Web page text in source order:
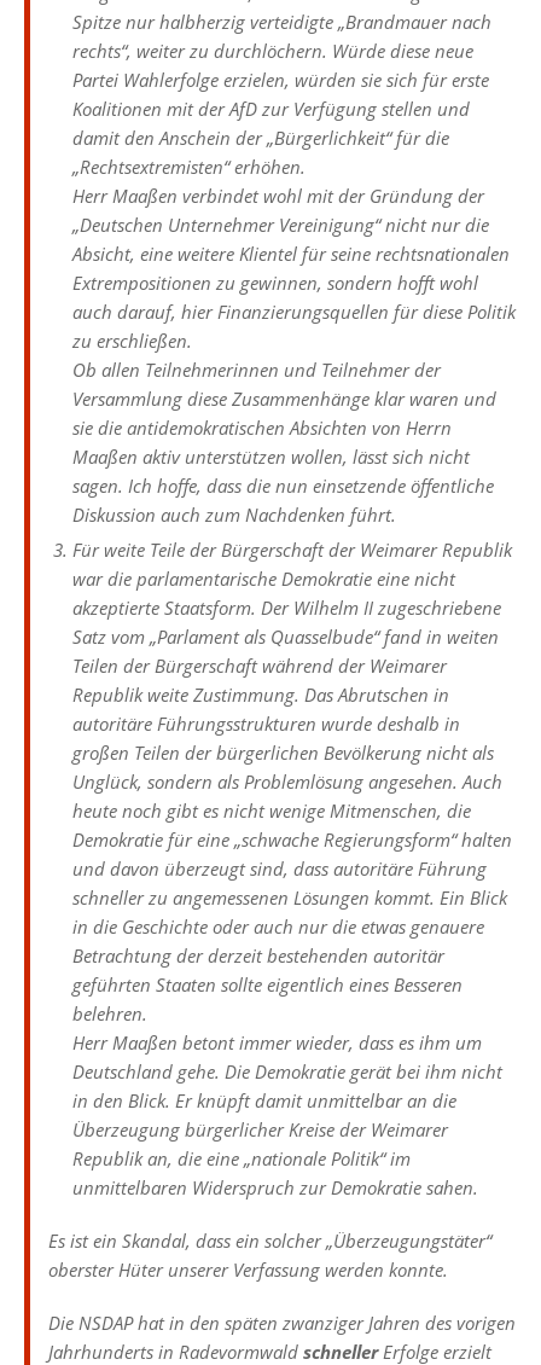
Spitze nur halbherzig verteidigte „Brandmauer nach
rechts“, weiter zu durchlöchern. Würde diese neue
Partei Wahlerfolge erzielen, würden sie sich für erste
Koalitionen mit der AfD zur Verfügung stellen und
damit den Anschein der „Bürgerlichkeit“ für die
„Rechtsextremisten“ erhöhen.
Herr Maaßen verbindet wohl mit der Gründung der
„Deutschen Unternehmer Vereinigung“ nicht nur die
Absicht, eine weitere Klientel für seine rechtsnationalen
Extrempositionen zu gewinnen, sondern hofft wohl
auch darauf, hier Finanzierungsquellen für diese Politik
zu erschließen.
Ob allen Teilnehmerinnen und Teilnehmer der
Versammlung diese Zusammenhänge klar waren und
sie die antidemokratischen Absichten von Herrn
Maaßen aktiv unterstützen wollen, lässt sich nicht
sagen. Ich hoffe, dass die nun einsetzende öffentliche
Diskussion auch zum Nachdenken führt.
Für weite Teile der Bürgerschaft der Weimarer Republik
war die parlamentarische Demokratie eine nicht
akzeptierte Staatsform. Der Wilhelm II zugeschriebene
Satz vom „Parlament als Quasselbude“ fand in weiten
Teilen der Bürgerschaft während der Weimarer
Republik weite Zustimmung. Das Abrutschen in
autoritäre Führungsstrukturen wurde deshalb in
großen Teilen der bürgerlichen Bevölkerung nicht als
Unglück, sondern als Problemlösung angesehen. Auch
heute noch gibt es nicht wenige Mitmenschen, die
Demokratie für eine „schwache Regierungsform“ halten
und davon überzeugt sind, dass autoritäre Führung
schneller zu angemessenen Lösungen kommt. Ein Blick
in die Geschichte oder auch nur die etwas genauere
Betrachtung der derzeit bestehenden autoritär
geführten Staaten sollte eigentlich eines Besseren
belehren.
Herr Maaßen betont immer wieder, dass es ihm um
Deutschland gehe. Die Demokratie gerät bei ihm nicht
in den Blick. Er knüpft damit unmittelbar an die
Überzeugung bürgerlicher Kreise der Weimarer
Republik an, die eine „nationale Politik“ im
unmittelbaren Widerspruch zur Demokratie sahen.
Es ist ein Skandal, dass ein solcher „Überzeugungstäter“
oberster Hüter unserer Verfassung werden konnte.
Die NSDAP hat in den späten zwanziger Jahren des vorigen
Jahrhunderts in Radevormwald schnellerErfolge erzielt